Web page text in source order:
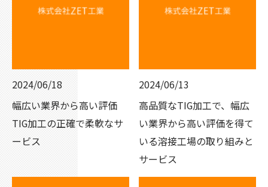
2024/06/18
幅広い業界から高い評価
TIG加工の正確で柔軟なサ
ービス
2024/06/13
高品質なTIG加工で、幅広
い業界から高い評価を得て
いる溶接工場の取り組みと
サービス